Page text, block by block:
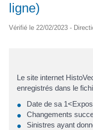
ligne)
Vérifié le 22/02/2023 -
Le site internet
enregistrés dans le
Date de sa
Changements
Sinistres ayant